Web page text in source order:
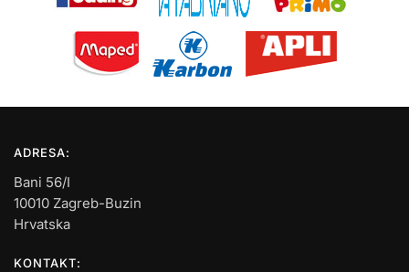
ADRESA:
Bani 56/I
10010 Zagreb-Buzin
Hrvatska
KONTAKT: